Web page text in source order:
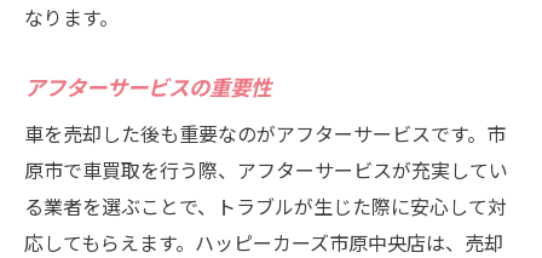
なります。
アフターサービスの重要性
車を売却した後も重要なのがアフターサービスです。市
原市で車買取を行う際、アフターサービスが充実してい
る業者を選ぶことで、トラブルが生じた際に安心して対
応してもらえます。ハッピーカーズ市原中央店は、売却